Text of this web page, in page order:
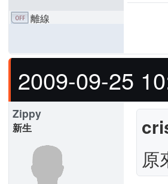
離線
2009-09-25
Zippy
新生
原